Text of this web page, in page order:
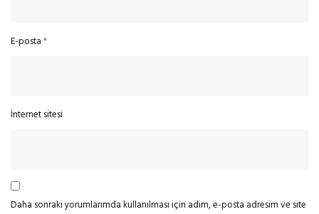
E-posta*
İnternet sitesi
Daha sonraki yorumlarımda kullanılması için adım, e-posta adresim ve site